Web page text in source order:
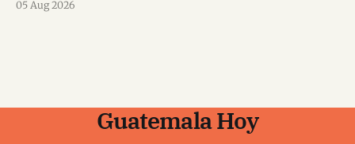
05 Aug 2026
Guatemala Hoy